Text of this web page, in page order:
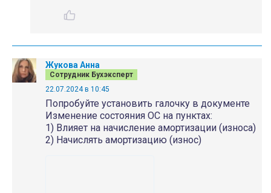
Жукова Анна
Сотрудник Бухэксперт
22.07.2024 в 10:45
Попробуйте установить галочку в документе
Изменение состояния ОС на пунктах:
1) Влияет на начисление амортизации (износа)
2) Начислять амортизацию (износ)